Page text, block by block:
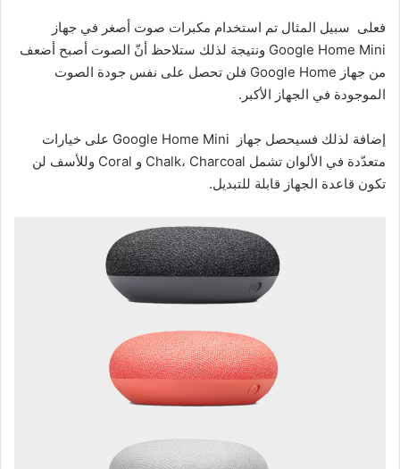
فعلى سبيل المثال تم استخدام مكبرات صوت أصغر في جهاز
Google Home Mini ونتيجة لذلك ستلاحظ أنّ الصوت أصبح أضعف
من جهاز Google Home فلن تحصل على نفس جودة الصوت
الموجودة في الجهاز الأكبر.
إضافة لذلك فسيحصل جهاز Google Home Mini على خيارات
متعدّدة في الألوان تشمل Chalk، Charcoal و Coral وللأسف لن
تكون قاعدة الجهاز قابلة للتبديل.